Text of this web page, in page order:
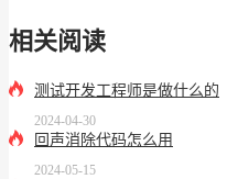
相关阅读
测试开发工程师是做什么的
2024-04-30
回声消除代码怎么用
2024-05-15